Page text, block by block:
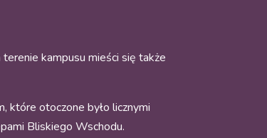
kampusu mieści się także
które otoczone było licznymi
Bliskiego Wschodu.